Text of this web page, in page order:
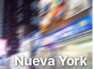
Nueva York